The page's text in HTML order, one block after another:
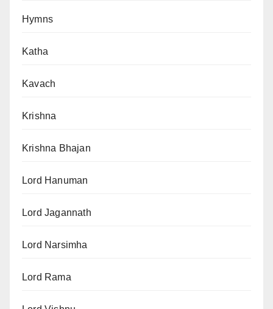
Hymns
Katha
Kavach
Krishna
Krishna Bhajan
Lord Hanuman
Lord Jagannath
Lord Narsimha
Lord Rama